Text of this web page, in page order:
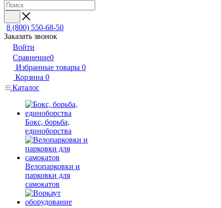
8 (800) 550-68-50
Заказать звонок
Войти
Сравнение0
Избранные товары 0
Корзина 0
Каталог
Бокс, борьба,
единоборства
Велопарковки и
парковки для
самокатов